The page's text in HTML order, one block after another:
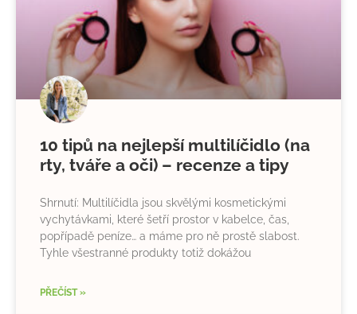
10 tipů na nejlepší multilíčidlo (na
rty, tváře a oči) – recenze a tipy
Shrnutí: Multilíčidla jsou skvělými kosmetickými
vychytávkami, které šetří prostor v kabelce, čas,
popřípadě peníze… a máme pro ně prostě slabost.
Tyhle všestranné produkty totiž dokážou
PŘEČÍST »